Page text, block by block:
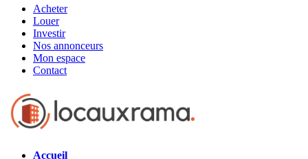
Acheter
Louer
Investir
Nos annonceurs
Mon espace
Contact
Accueil